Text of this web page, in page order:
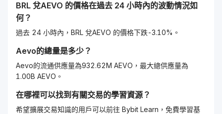
BRL 兌AEVO 的價格在過去 24 小時內的波動情況如
何？
過去 24 小時內，BRL 兌AEVO 的價格下跌-3.10%。
Aevo的總量是多少？
Aevo的流通供應量為932.62M AEVO，最大總供應量為
1.00B AEVO。
在哪裡可以找到有關交易的學習資源？
希望擴展交易知識的用戶可以前往 Bybit Learn，免費學習基